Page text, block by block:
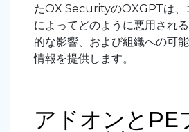
たOX SecurityのOXGPTは、
によってどのように悪用され
的な影響、および組織への可
情報を提供します。
アドオンとPE